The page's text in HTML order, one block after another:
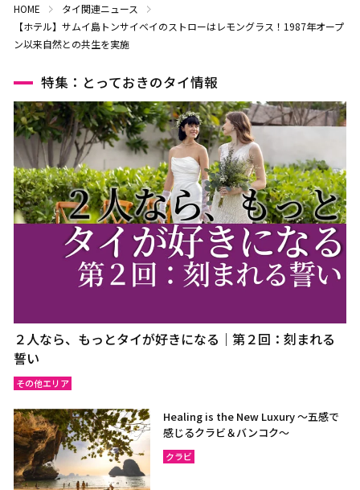
HOME
タイ関連ニュース
【ホテル】サムイ島トンサイベイのストローはレモングラス！1987年オープ
ン以来自然との共生を実施
特集：とっておきのタイ情報
２人なら、もっとタイが好きになる｜第２回：刻まれる
誓い
その他エリア
Healing is the New Luxury ～五感で
感じるクラビ＆バンコク～
クラビ